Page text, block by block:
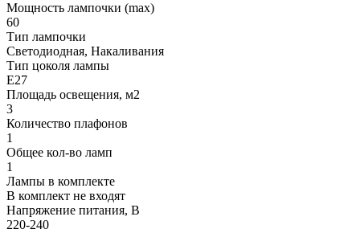
Мощность лампочки (max)
60
Тип лампочки
Светодиодная, Накаливания
Тип цоколя лампы
E27
Площадь освещения, м2
3
Количество плафонов
1
Общее кол-во ламп
1
Лампы в комплекте
В комплект не входят
Напряжение питания, В
220-240